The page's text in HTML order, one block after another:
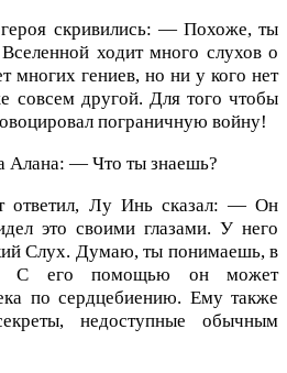
скривились: — Похоже, ты
ходит много слухов о
многих гениев, но ни у кого нет
совсем другой. Для того чтобы
пограничную войну!
Алана: — Что ты знаешь?
ответил, Лу Инь сказал: — Он
это своими глазами. У него
Слух. Думаю, ты понимаешь, в
С его помощью он может
по сердцебиению. Ему также
недоступные обычным